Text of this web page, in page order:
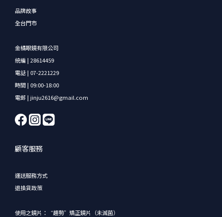
品牌故事
全台門市
金橘眼鏡有限公司
統編 | 28614459
電話 | 07-2221229
時間 | 09:00-18:00
電郵 | jinju2616@gmail.com
顧客服務
運送服務方式
退換貨政策
使用之鏡片：“趨勢”矯正鏡片（未滅菌）